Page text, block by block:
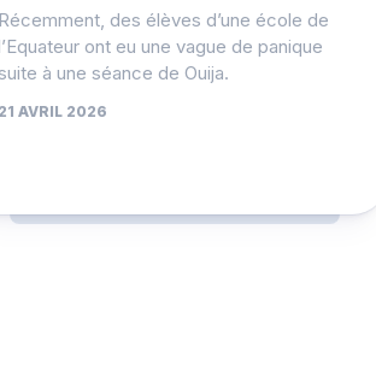
Récemment, des élèves d’une école de
ont eu une vague de panique
à une séance de Ouija.
21 AVRIL 2026